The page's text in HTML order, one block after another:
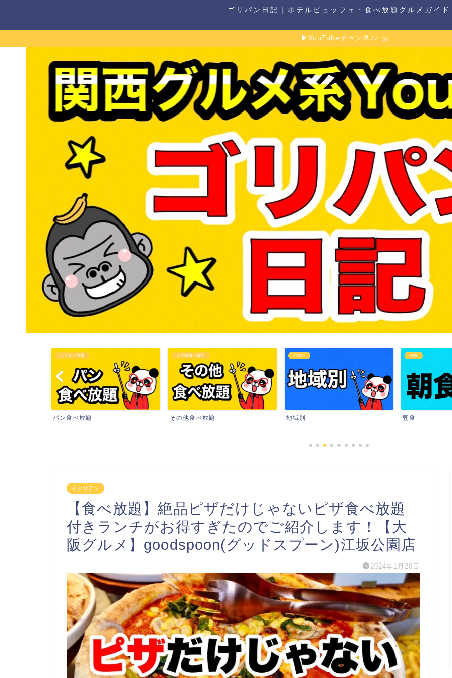
ゴリパン日記｜ホテルビュッフェ・食べ放題グルメガイド
▶YouTubeチャンネル
パン食べ放題
パン食べ放題
その他食べ放題
その他食べ放題
地域別
地域別
朝食
朝食
イタリアン
【食べ放題】絶品ピザだけじゃないピザ食べ放題
付きランチがお得すぎたのでご紹介します！【大
阪グルメ】goodspoon(グッドスプーン)江坂公園店
2024年1月20日